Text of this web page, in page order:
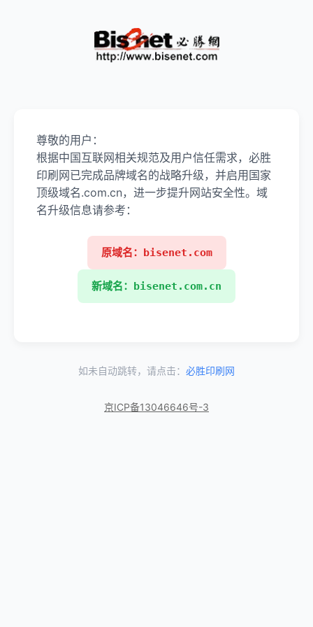
尊敬的用户：
根据中国互联网相关规范及用户信任需求，必胜
印刷网已完成品牌域名的战略升级，并启用国家
顶级域名.com.cn，进一步提升网站安全性。域
名升级信息请参考：
原域名：bisenet.com
新域名：bisenet.com.cn
如未自动跳转，请点击： 必胜印刷网
京ICP备13046646号-3